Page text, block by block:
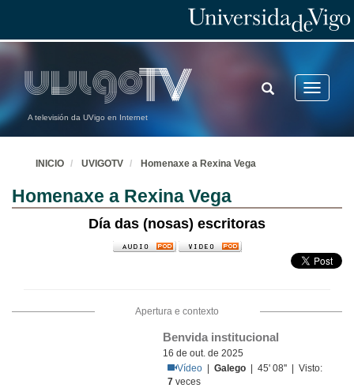
A televisión da UVigo en Internet
Toggle
TOGGLE
SEARCH
INICIO UVIGOTV Homenaxe a Rexina Vega
Homenaxe a Rexina Vega
Día das (nosas) escritoras
Apertura e contexto
Benvida institucional
16 de out. de 2025
Vídeo |Galego | 45' 08'' | Visto:
7 veces